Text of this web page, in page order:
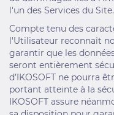
l'un des Services du Site.
Compte tenu des
l'Utilisateur reconnaît
garantir que les
seront entièrement
d’IKOSOFT ne pourra
portant atteinte à la
IKOSOFT assure